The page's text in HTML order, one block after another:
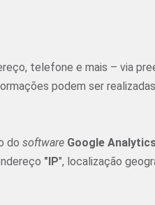
telefone e mais – via
podem ser
do software Google
"IP", localização